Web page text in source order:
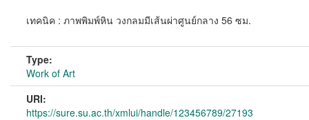
เทคนิค : ภาพพิมพ์หิน วงกลมมีเส้นผ่าศูนย์กลาง 56 ซม.
Type:
Work of Art
URI:
https://sure.su.ac.th/xmlui/handle/123456789/27193